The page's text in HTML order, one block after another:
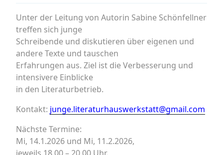
Unter der Leitung von Autorin Sabine Schönfellner
treffen sich junge
Schreibende und diskutieren über eigenen und
andere Texte und tauschen
Erfahrungen aus. Ziel ist die Verbesserung und
intensivere Einblicke
in den Literaturbetrieb.
Kontakt: junge.literaturhauswerkstatt@gmail.com
Nächste Termine:
Mi, 14.1.2026 und Mi, 11.2.2026,